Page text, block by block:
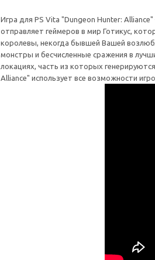
Игра для PS Vita "Dungeon Hunter:
отправляет геймеров в мир Готикус,
королевы, некогда бывшей Вашей
монстры и бесчисленные сражения в
локациях, часть из которых
Alliance" использует все возможности